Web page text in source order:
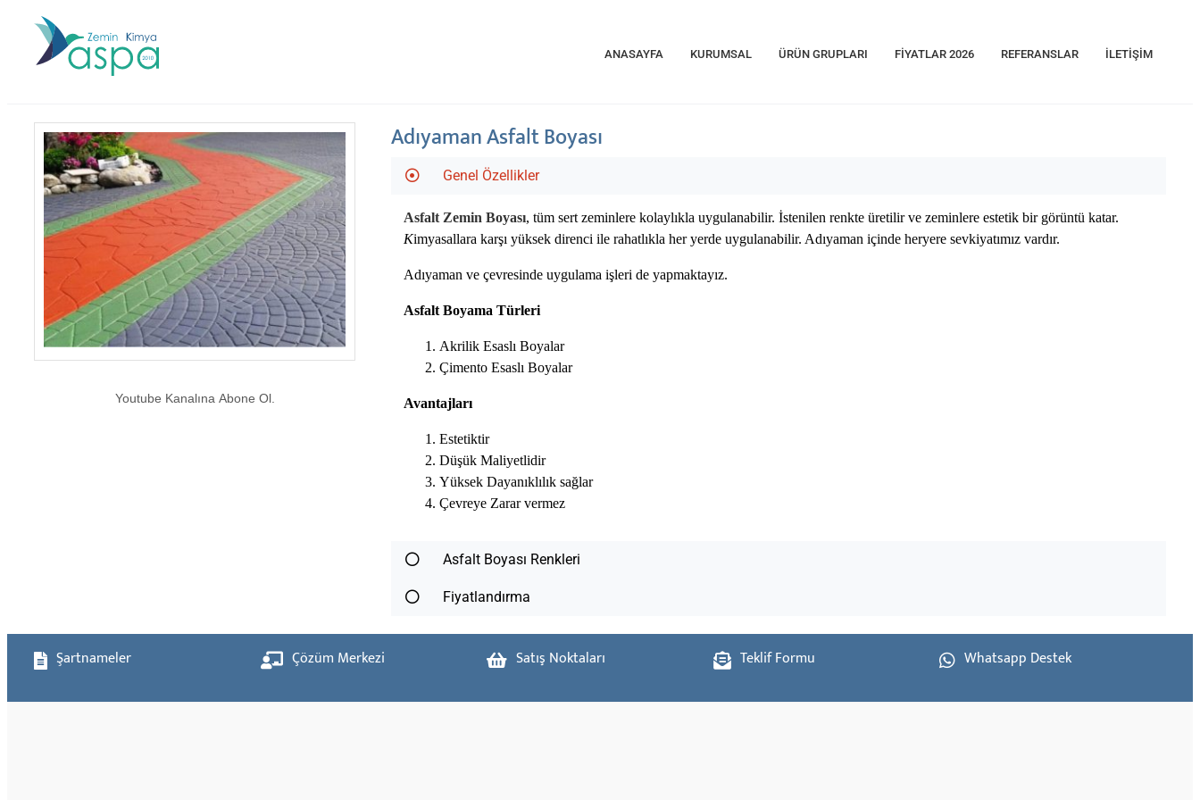
ANASAYFA KURUMSAL ÜRÜN GRUPLARI FIYATLAR 2026 REFERANSLAR İLETIŞIM
Youtube Kanalına Abone Ol.
Adıyaman Asfalt Boyası
Genel Özellikler
Asfalt Zemin Boyası, tüm sert zeminlere kolaylıkla uygulanabilir. İstenilen renkte üretilir ve zeminlere estetik bir görüntü katar.
Kimyasallara karşı yüksek direnci ile rahatlıkla her yerde uygulanabilir. Adıyaman içinde heryere sevkiyatımız vardır.
Adıyaman ve çevresinde uygulama işleri de yapmaktayız.
Asfalt Boyama Türleri
Akrilik Esaslı Boyalar
Çimento Esaslı Boyalar
Avantajları
Estetiktir
Düşük Maliyetlidir
Yüksek Dayanıklılık sağlar
Çevreye Zarar vermez
Asfalt Boyası Renkleri
Fiyatlandırma
Şartnameler Çözüm Merkezi Satış Noktaları Teklif Formu Whatsapp Destek